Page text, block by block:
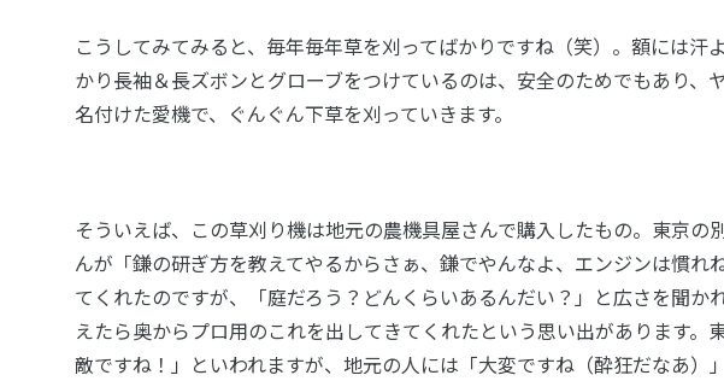
こうしてみてみると、毎年毎年草を刈ってばかりですね（笑）。額には汗
かり長袖＆長ズボンとグローブをつけているのは、安全のためでもあり、
名付けた愛機で、ぐんぐん下草を刈っていきます。
そういえば、この草刈り機は地元の農機具屋さんで購入したもの。東京の
んが「鎌の研ぎ方を教えてやるからさぁ、鎌でやんなよ、エンジンは慣れ
てくれたのですが、「庭だろう？どんくらいあるんだい？」と広さを聞か
えたら奥からプロ用のこれを出してきてくれたという思い出があります。
敵ですね！」といわれますが、地元の人には「大変ですね（酔狂だなあ）